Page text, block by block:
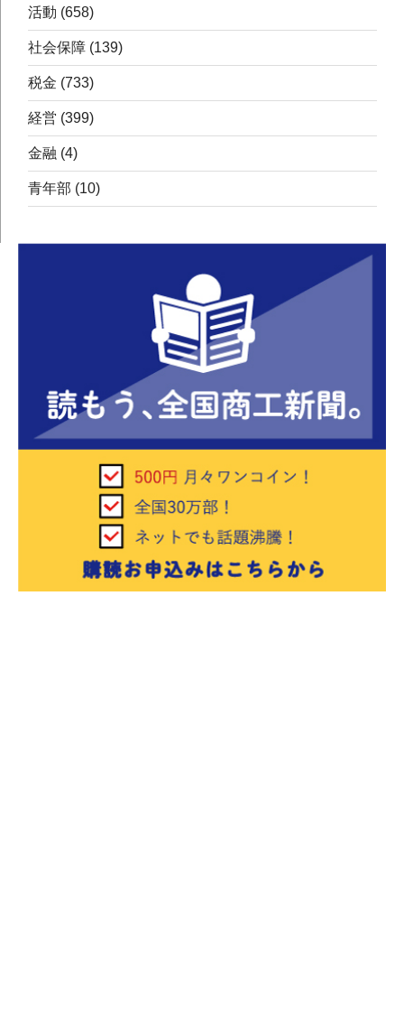
活動 (658)
社会保障 (139)
税金 (733)
経営 (399)
金融 (4)
青年部 (10)